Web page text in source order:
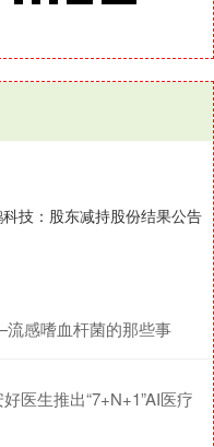
技：股东减持股份结果公告
感嗜血杆菌的那些事
医生推出“7+N+1”AI医疗